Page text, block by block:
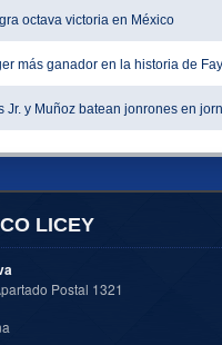
octava victoria en México
más ganador en la historia de
Jr. y Muñoz batean jonrones en
LICEY
Postal 1321